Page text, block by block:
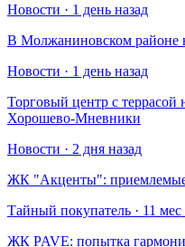
Новости · 1 день назад
В Молжаниновском районе
Новости · 1 день назад
Торговый центр с
Хорошево-Мневники
Новости · 2 дня назад
​ЖК "Акценты":
Тайный покупатель · 11 мес
​ЖК PAVE: попытка